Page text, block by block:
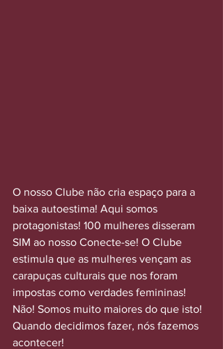
O nosso Clube não cria espaço para a
baixa autoestima! Aqui somos
protagonistas! 100 mulheres disseram
SIM ao nosso Conecte-se! O Clube
estimula que as mulheres vençam as
carapuças culturais que nos foram
impostas como verdades femininas!
Não! Somos muito maiores do que isto!
Quando decidimos fazer, nós fazemos
acontecer!